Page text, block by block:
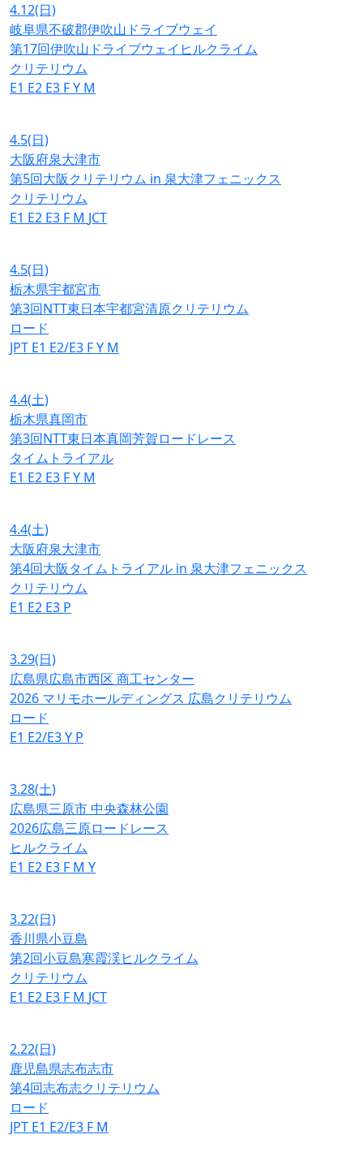
4.12(日)
岐阜県不破郡伊吹山ドライブウェイ
第17回伊吹山ドライブウェイヒルクライム
クリテリウム
E1 E2 E3 FY M
4.5(日)
大阪府泉大津市
第5回大阪クリテリウム in 泉大津フェニックス
クリテリウム
E1 E2 E3 F M JCT
4.5(日)
栃木県宇都宮市
第3回NTT東日本宇都宮清原クリテリウム
ロード
JPT E1 E2/E3 FY M
4.4(土)
栃木県真岡市
第3回NTT東日本真岡芳賀ロードレース
タイムトライアル
E1 E2 E3 FY M
4.4(土)
大阪府泉大津市
第4回大阪タイムトライアル in 泉大津フェニックス
クリテリウム
E1 E2 E3 P
3.29(日)
広島県広島市西区 商工センター
2026 マリモホールディングス 広島クリテリウム
ロード
E1 E2/E3Y P
3.28(土)
広島県三原市 中央森林公園
2026広島三原ロードレース
ヒルクライム
E1 E2 E3 F M Y
3.22(日)
香川県小豆島
第2回小豆島寒霞渓ヒルクライム
クリテリウム
E1 E2 E3 F M JCT
2.22(日)
鹿児島県志布志市
第4回志布志クリテリウム
ロード
JPT E1 E2/E3 F M